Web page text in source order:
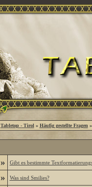
Tabletop - Tirol » Häufig gestellte Fragen
» Gibt es bestimmte
» Was sind Smilies?